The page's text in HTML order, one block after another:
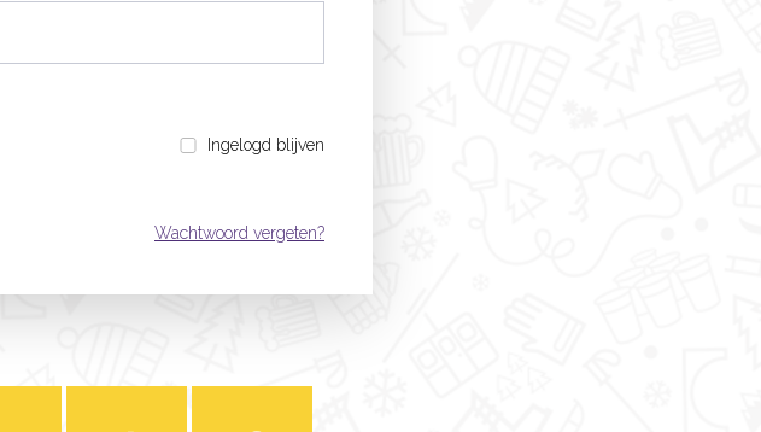
Ingelogd blijven
Wachtwoord vergeten?